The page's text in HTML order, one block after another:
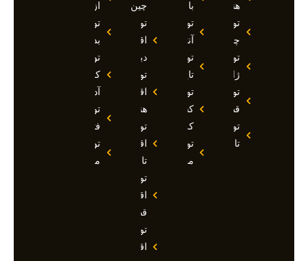
هند
تور
چین
تور
ژاپن
تور
قطر
تور
تاجیکستان
بالی
تور
آنتالیا
تور
تایلند
تور
کشتی
کروز
تور
مالدیو
چین
تور
اقساطی
دبی
تور
اقساطی
هند
تور
اقساطی
تاجیکستان
تور
اقساطی
قطر
تور
اقساطی
ازمیر
تور
بدروم
تور
کوش
آداسی
تور
فتحیه
تور
مالزی